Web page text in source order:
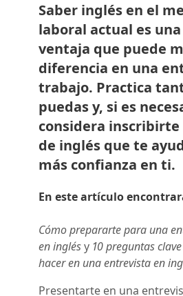
Saber inglés en el
laboral actual es
ventaja que puede
diferencia en una
trabajo. Practica
puedas y, si es
considera inscribirte
de inglés que te
más confianza en ti.
En este artículo
Cómo prepararte para una
en inglésy 10 preguntas
hacer en una entrevista en
Presentarte en una